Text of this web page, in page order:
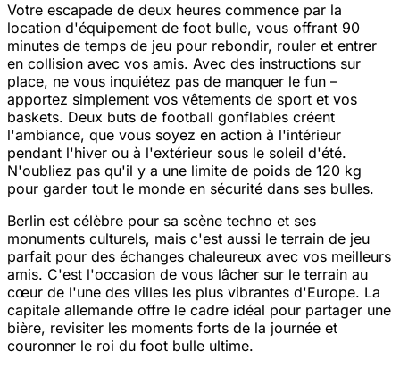
Votre escapade de deux heures commence par la
location d'équipement de foot bulle, vous offrant 90
minutes de temps de jeu pour rebondir, rouler et entrer
en collision avec vos amis. Avec des instructions sur
place, ne vous inquiétez pas de manquer le fun –
apportez simplement vos vêtements de sport et vos
baskets. Deux buts de football gonflables créent
l'ambiance, que vous soyez en action à l'intérieur
pendant l'hiver ou à l'extérieur sous le soleil d'été.
N'oubliez pas qu'il y a une limite de poids de 120 kg
pour garder tout le monde en sécurité dans ses bulles.
Berlin est célèbre pour sa scène techno et ses
monuments culturels, mais c'est aussi le terrain de jeu
parfait pour des échanges chaleureux avec vos meilleurs
amis. C'est l'occasion de vous lâcher sur le terrain au
cœur de l'une des villes les plus vibrantes d'Europe. La
capitale allemande offre le cadre idéal pour partager une
bière, revisiter les moments forts de la journée et
couronner le roi du foot bulle ultime.